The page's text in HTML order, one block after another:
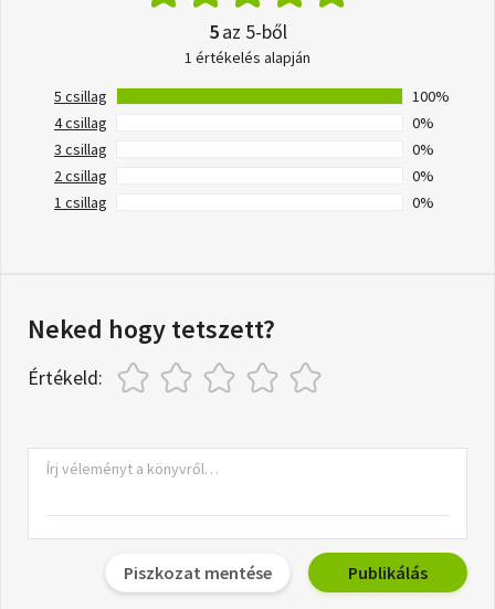
5az 5-ből
1 értékelés alapján
5 csillag
100%
4 csillag
0%
3 csillag
0%
2 csillag
0%
1 csillag
0%
Neked hogy tetszett?
Értékeld:
Piszkozat mentése Publikálás